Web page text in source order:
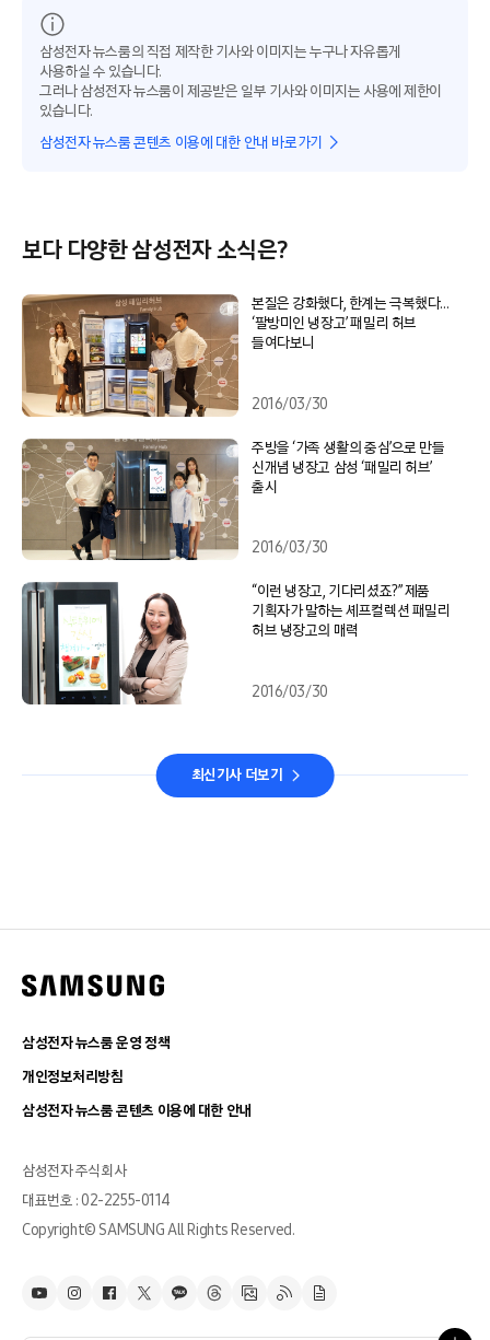
삼성전자 뉴스룸의 직접 제작한 기사와 이미지는 누구나 자유롭게
사용하실 수 있습니다.
그러나 삼성전자 뉴스룸이 제공받은 일부 기사와 이미지는 사용에 제한이
있습니다.
삼성전자 뉴스룸 콘텐츠 이용에 대한 안내 바로가기
보다 다양한 삼성전자 소식은?
본질은 강화했다, 한계는 극복했다…
‘팔방미인 냉장고’ 패밀리 허브
들여다보니
2016/03/30
주방을 ‘가족 생활의 중심’으로 만들
신개념 냉장고 삼성 ‘패밀리 허브’
출시
2016/03/30
“이런 냉장고, 기다리셨죠?” 제품
기획자가 말하는 셰프컬렉션 패밀리
허브 냉장고의 매력
2016/03/30
최신기사 더보기
삼성전자 뉴스룸 운영 정책
개인정보처리방침
삼성전자 뉴스룸 콘텐츠 이용에 대한 안내
삼성전자 주식회사
대표번호 : 02-2255-0114
Copyright© SAMSUNG All Rights Reserved.